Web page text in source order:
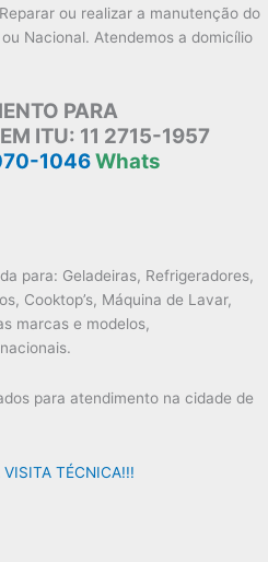
ou realizar a manutenção do
Nacional. Atendemos a domicílio
PARA
ITU: 11 2715-1957
1046Whats
para: Geladeiras, Refrigeradores,
Cooktop’s, Máquina de Lavar,
marcas e modelos,
para atendimento na cidade de
VISITA TÉCNICA!!!